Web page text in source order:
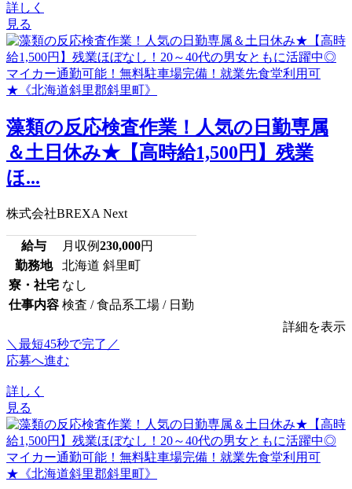
詳しく
見る
藻類の反応検査作業！人気の日勤専属
＆土日休み★【高時給1,500円】残業
ほ...
株式会社BREXA Next
給与 月収例230,000円
勤務地
北海道 斜里町
寮・社宅 なし
仕事内容 検査 / 食品系工場 / 日勤
詳細を表示
＼最短45秒で完了／
応募へ進む
詳しく
見る